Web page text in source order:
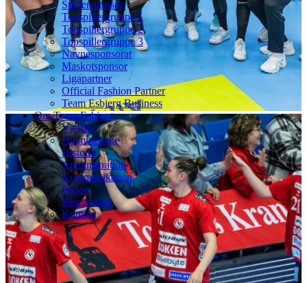
Spillersponsor
Topspillergruppe 1
Topspillergruppe 2
Topspillergruppe 3
Navnesponsorat
Maskotsponsor
Ligapartner
Official Fashion Partner
Team Esbjerg Business
Om Team Esbjerg
Værdier
Hjemmebane
Historie
Administration
Kommunikation
Presse
Bestyrelsen
Kontakt